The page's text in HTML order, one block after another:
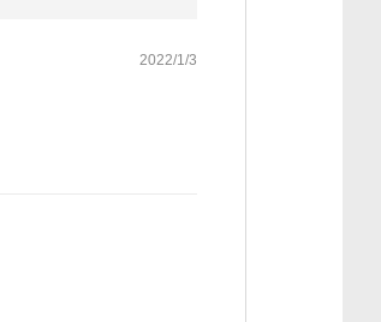
2022/1/3